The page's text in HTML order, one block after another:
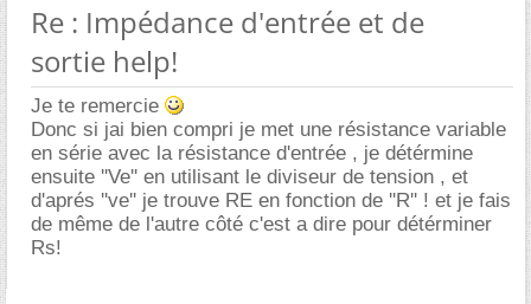
Re : Impédance d'entrée et de
sortie help!
Je te remercie
Donc si jai bien compri je met une résistance variable
en série avec la résistance d'entrée , je détérmine
ensuite ''Ve'' en utilisant le diviseur de tension , et
d'aprés ''ve'' je trouve RE en fonction de ''R'' ! et je fais
de même de l'autre côté c'est a dire pour détérminer
Rs!